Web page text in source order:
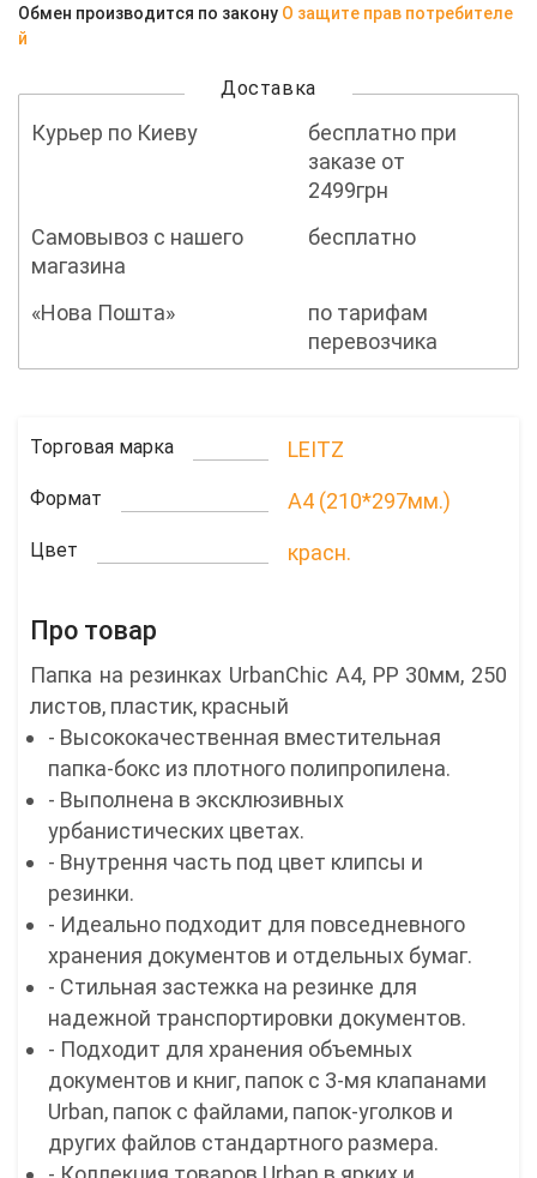
Обмен производится по закону О защите прав потребителе
й
Доставка
Курьер по Киеву
бесплатно при
заказе от
2499грн
Самовывоз с нашего
магазина
бесплатно
«Нова Пошта»
по тарифам
перевозчика
Торговая марка LEITZ
Формат A4 (210*297мм.)
Цвет красн.
Про товар
Папка на резинках UrbanChic А4, РР 30мм, 250
листов, пластик, красный
- Высококачественная вместительная
папка-бокс из плотного полипропилена.
- Выполнена в эксклюзивных
урбанистических цветах.
- Внутрення часть под цвет клипсы и
резинки.
- Идеально подходит для повседневного
хранения документов и отдельных бумаг.
- Стильная застежка на резинке для
надежной транспортировки документов.
- Подходит для хранения объемных
документов и книг, папок с 3-мя клапанами
Urban, папок с файлами, папок-уголков и
других файлов стандартного размера.